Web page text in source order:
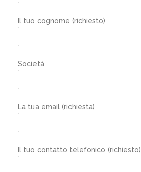
Il tuo cognome (richiesto)
Società
La tua email (richiesta)
Il tuo contatto telefonico (richiesto)